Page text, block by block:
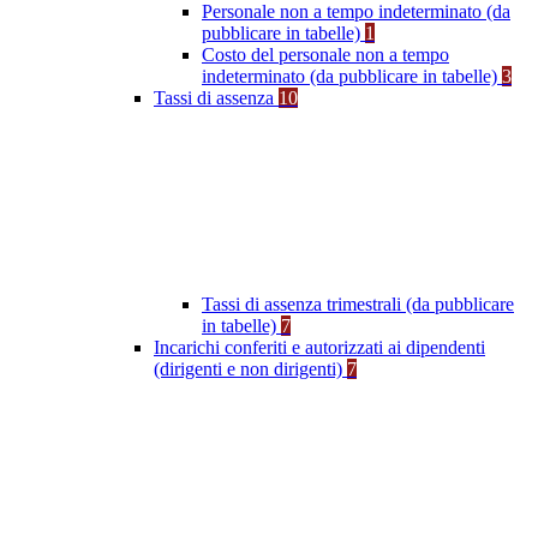
Personale non a tempo indeterminato (da
pubblicare in tabelle) 1
Costo del personale non a tempo
indeterminato (da pubblicare in tabelle) 3
Tassi di assenza 10
Tassi di assenza trimestrali (da pubblicare
in tabelle) 7
Incarichi conferiti e autorizzati ai dipendenti
(dirigenti e non dirigenti) 7